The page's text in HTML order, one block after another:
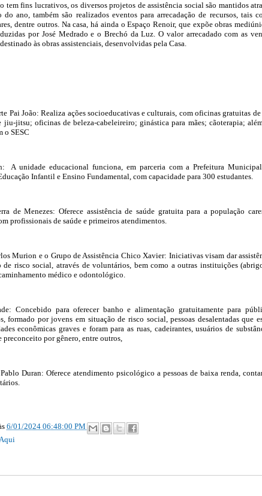
tem fins lucrativos, os diversos projetos de assistência social são mantidos
ano, também são realizados eventos para arrecadação de recursos, tais
dentre outros. Na casa, há ainda o Espaço Renoir, que expõe obras
por José Medrado e o Brechó da Luz. O valor arrecadado com as
às obras assistenciais, desenvolvidas pela Casa.
Pai João: Realiza ações socioeducativas e culturais, com oficinas gratuitas
jiu-jitsu; oficinas de beleza-cabeleireiro; ginástica para mães; cãoterapia;
o SESC
A unidade educacional funciona, em parceria com a Prefeitura
Infantil e Ensino Fundamental, com capacidade para 300 estudantes.
de Menezes: Oferece assistência de saúde gratuita para a população
profissionais de saúde e primeiros atendimentos.
Murion e o Grupo de Assistência Chico Xavier: Iniciativas visam dar
de risco social, através de voluntários, bem como a outras instituições
médico e odontológico.
Concebido para oferecer banho e alimentação gratuitamente para
formado por jovens em situação de risco social, pessoas desalentadas que
econômicas graves e foram para as ruas, cadeirantes, usuários de
por gênero, entre outros,
Duran: Oferece atendimento psicológico a pessoas de baixa renda,
6/01/2024 06:48:00 PM